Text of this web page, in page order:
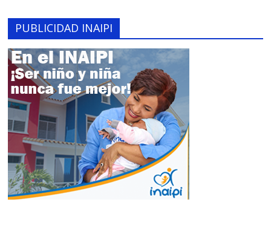
PUBLICIDAD INAIPI